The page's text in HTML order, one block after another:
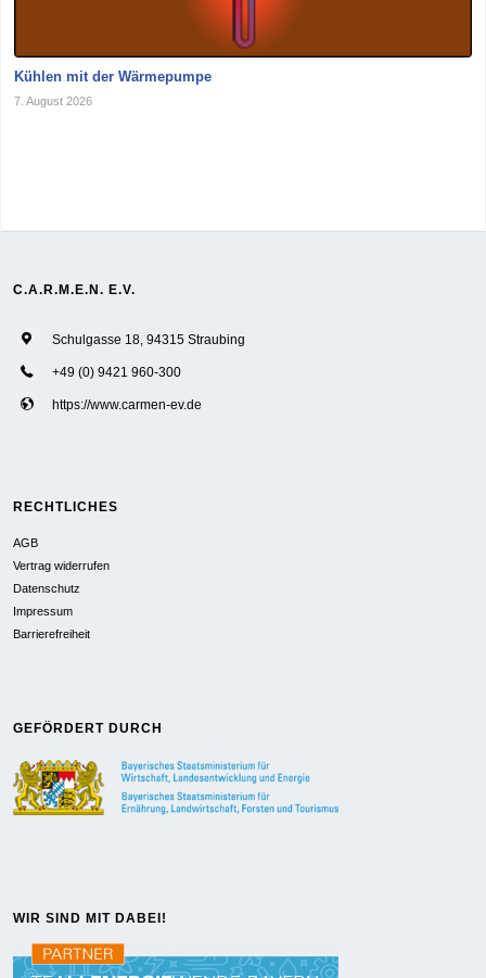
Kühlen mit der Wärmepumpe
7. August 2026
C.A.R.M.E.N. E.V.
Schulgasse 18, 94315 Straubing
+49 (0) 9421 960-300
https://www.carmen-ev.de
RECHTLICHES
AGB
Vertrag widerrufen
Datenschutz
Impressum
Barrierefreiheit
GEFÖRDERT DURCH
WIR SIND MIT DABEI!